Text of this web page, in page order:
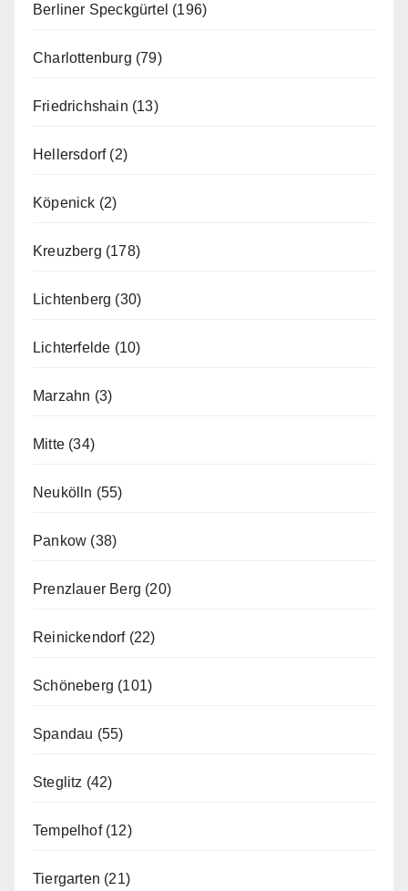
Berliner Speckgürtel (196)
Charlottenburg (79)
Friedrichshain (13)
Hellersdorf(2)
Köpenick (2)
Kreuzberg (178)
Lichtenberg (30)
Lichterfelde (10)
Marzahn (3)
Mitte (34)
Neukölln (55)
Pankow (38)
Prenzlauer Berg (20)
Reinickendorf(22)
Schöneberg (101)
Spandau (55)
Steglitz (42)
Tempelhof(12)
Tiergarten (21)